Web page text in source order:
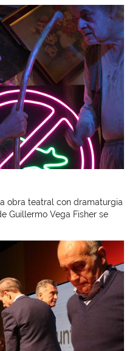
obra teatral con dramaturgia
Guillermo Vega Fisher se